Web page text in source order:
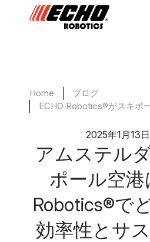
Home
ブログ
ECHO Robotics®がスキポ
2025年1月13
アムステル
ポール空港
Robotics®で
効率性とサ